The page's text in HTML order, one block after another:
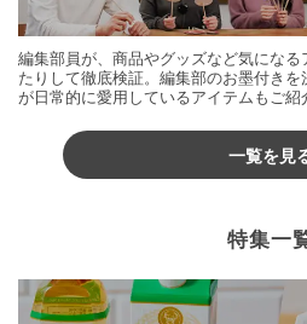
編集部員が、商品やグッズなど気にな
たりして徹底検証。編集部のお墨付き
が日常的に愛用しているアイテムもご紹
一覧を見
特集一